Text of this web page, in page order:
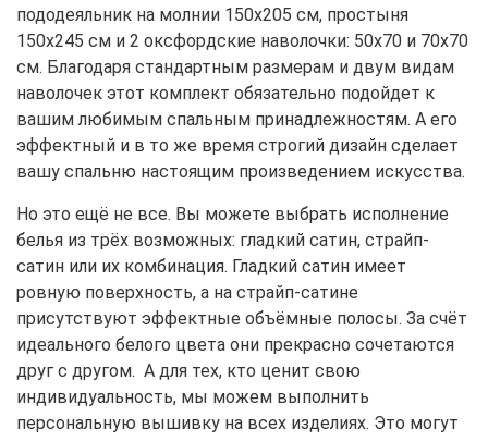
пододеяльник на молнии 150x205 см, простыня
150х245 см и 2 оксфордские наволочки: 50х70 и 70х70
см. Благодаря стандартным размерам и двум видам
наволочек этот комплект обязательно подойдет к
вашим любимым спальным принадлежностям. А его
эффектный и в то же время строгий дизайн сделает
вашу спальню настоящим произведением искусства.
Но это ещё не все. Вы можете выбрать исполнение
белья из трёх возможных: гладкий сатин, страйп-
сатин или их комбинация. Гладкий сатин имеет
ровную поверхность, а на страйп-сатине
присутствуют эффектные объёмные полосы. За счёт
идеального белого цвета они прекрасно сочетаются
друг с другом. А для тех, кто ценит свою
индивидуальность, мы можем выполнить
персональную вышивку на всех изделиях. Это могут